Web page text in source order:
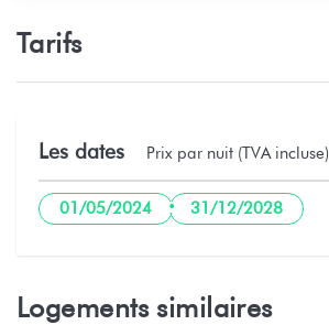
Tarifs
Les dates Prix par nuit (TVA incluse)
01/05/2024 · 31/12/2028
Logements similaires